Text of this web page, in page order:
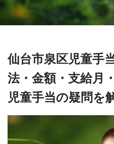
仙台市泉区児童手
法・金額・支給月
児童手当の疑問を